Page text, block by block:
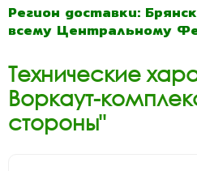
Регион доставки:
всему Центральному
Технические
Воркаут-
стороны"